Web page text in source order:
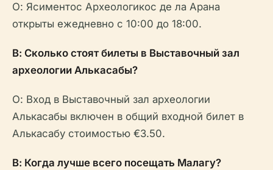
О: Ясиментос Археологикос де ла Арана
открыты ежедневно с 10:00 до 18:00.
В: Сколько стоят билеты в Выставочный зал
археологии Алькасабы?
О: Вход в Выставочный зал археологии
Алькасабы включен в общий входной билет в
Алькасабу стоимостью €3.50.
В: Когда лучше всего посещать Малагу?